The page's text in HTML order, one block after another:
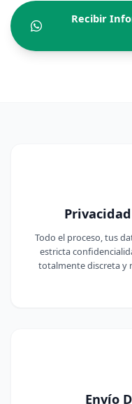
Recibir
Todo el proceso, tus
estricta
totalmente discreta y
Envío